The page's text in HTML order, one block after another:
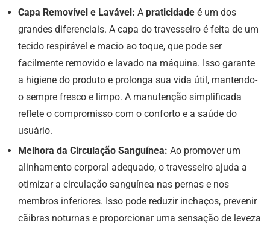
Capa Removível e Lavável: A praticidade é um dos
grandes diferenciais. A capa do travesseiro é feita de um
tecido respirável e macio ao toque, que pode ser
facilmente removido e lavado na máquina. Isso garante
a higiene do produto e prolonga sua vida útil, mantendo-
o sempre fresco e limpo. A manutenção simplificada
reflete o compromisso com o conforto e a saúde do
usuário.
Melhora da Circulação Sanguínea: Ao promover um
alinhamento corporal adequado, o travesseiro ajuda a
otimizar a circulação sanguínea nas pernas e nos
membros inferiores. Isso pode reduzir inchaços, prevenir
cãibras noturnas e proporcionar uma sensação de leveza